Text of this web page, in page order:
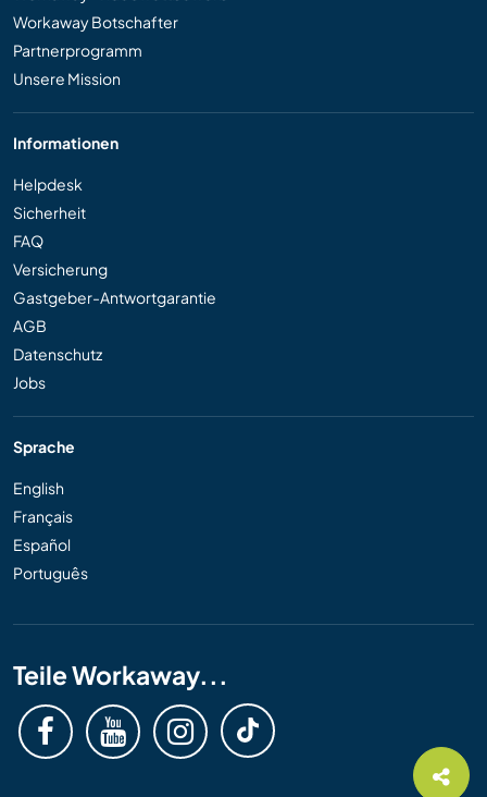
Workaway Botschafter
Partnerprogramm
Unsere Mission
Informationen
Helpdesk
Sicherheit
FAQ
Versicherung
Gastgeber-Antwortgarantie
AGB
Datenschutz
Jobs
Sprache
English
Français
Español
Português
Teile Workaway...